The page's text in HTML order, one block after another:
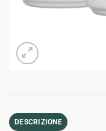
DESCRIZIONE